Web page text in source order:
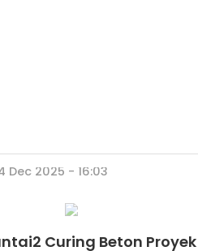
Dec 2025 - 16:03
Curing Beton